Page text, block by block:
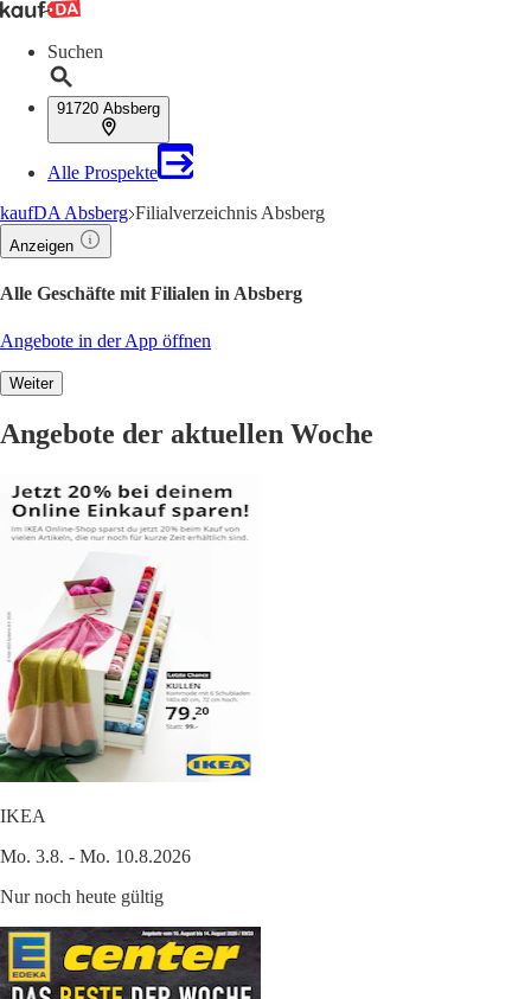
Suchen
91720 Absberg
Alle Prospekte
kaufDA Absberg Filialverzeichnis Absberg
Anzeigen
Alle Geschäfte mit Filialen in Absberg
Angebote in der App öffnen
Weiter
Angebote der aktuellen Woche
IKEA
Mo. 3.8. - Mo. 10.8.2026
Nur noch heute gültig